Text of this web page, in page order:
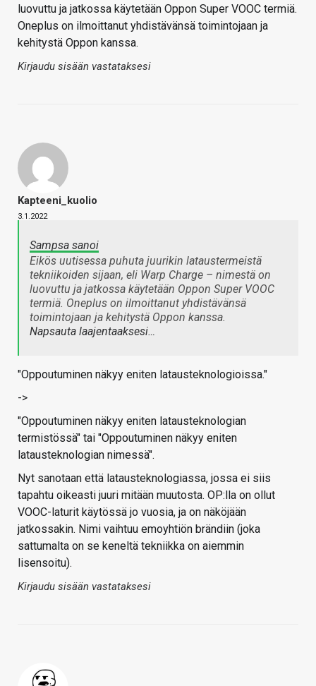
luovuttu ja jatkossa käytetään Oppon Super VOOC termiä.
Oneplus on ilmoittanut yhdistävänsä toimintojaan ja
kehitystä Oppon kanssa.
Kirjaudu sisään vastataksesi
Kapteeni_kuolio
3.1.2022
Sampsa sanoi
Eikös uutisessa puhuta juurikin lataustermeistä
tekniikoiden sijaan, eli Warp Charge – nimestä on
luovuttu ja jatkossa käytetään Oppon Super VOOC
termiä. Oneplus on ilmoittanut yhdistävänsä
toimintojaan ja kehitystä Oppon kanssa.
Napsauta laajentaaksesi…
"Oppoutuminen näkyy eniten latausteknologioissa."
->
"Oppoutuminen näkyy eniten latausteknologian
termistössä" tai "Oppoutuminen näkyy eniten
latausteknologian nimessä".
Nyt sanotaan että latausteknologiassa, jossa ei siis
tapahtu oikeasti juuri mitään muutosta. OP:lla on ollut
VOOC-laturit käytössä jo vuosia, ja on näköjään
jatkossakin. Nimi vaihtuu emoyhtiön brändiin (joka
sattumalta on se keneltä tekniikka on aiemmin
lisensoitu).
Kirjaudu sisään vastataksesi